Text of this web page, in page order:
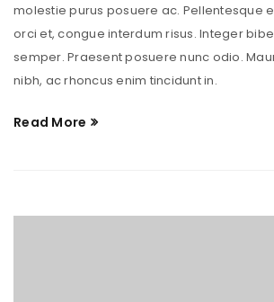
molestie purus posuere ac. Pellentesque
orci et, congue interdum risus. Integer
semper. Praesent posuere nunc odio.
nibh, ac rhoncus enim tincidunt in.
Read More